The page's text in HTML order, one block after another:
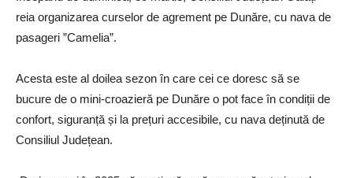
reia organizarea curselor de agrement pe Dunăre, cu nava de
pasageri ”Camelia”.
Acesta este al doilea sezon în care cei ce doresc să se
bucure de o mini-croazieră pe Dunăre o pot face în condiții de
confort, siguranță și la prețuri accesibile, cu nava deținută de
Consiliul Județean.